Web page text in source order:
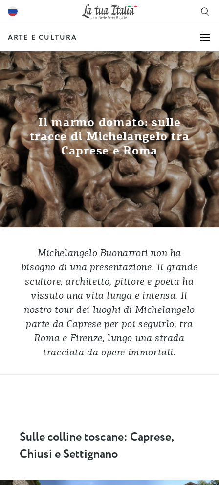
ARTE E CULTURA
Il marmo domato: sulle
tracce di Michelangelo tra
Caprese e Roma
Michelangelo Buonarroti non ha
bisogno di una presentazione. Il grande
scultore, architetto, pittore e poeta ha
vissuto una vita lunga e intensa. Il
nostro tour dei luoghi di Michelangelo
parte da Caprese per poi seguirlo, tra
Roma e Firenze, lungo una strada
tracciata da opere immortali.
Sulle colline toscane: Caprese,
Chiusi e Settignano